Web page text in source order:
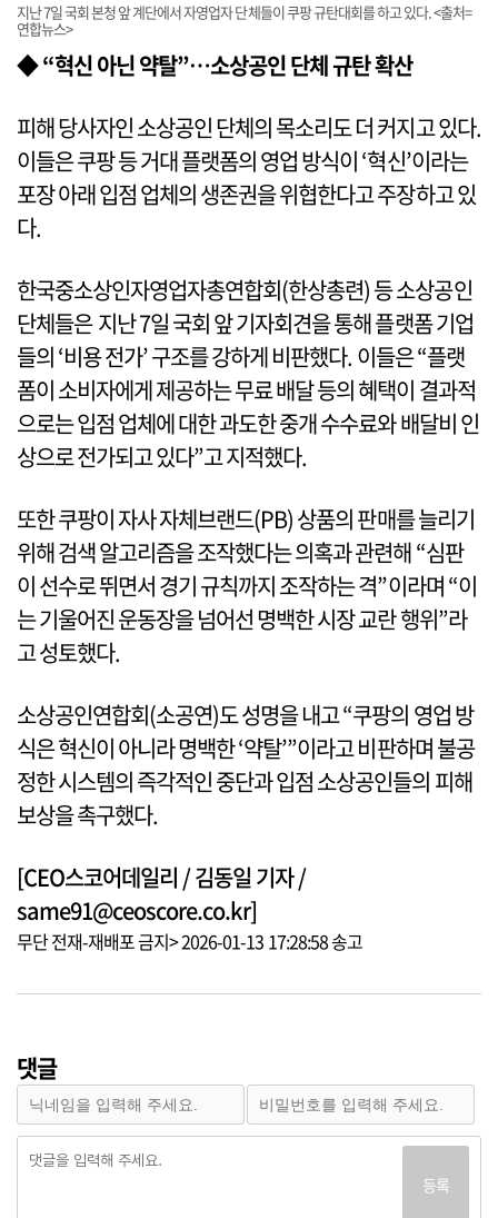
지난 7일 국회 본청 앞 계단에서 자영업자 단체들이 쿠팡 규탄대회를 하고 있다. <출처=
연합뉴스>
◆ “혁신 아닌 약탈”…소상공인 단체 규탄 확산
피해 당사자인 소상공인 단체의 목소리도 더 커지고 있다.
이들은 쿠팡 등 거대 플랫폼의 영업 방식이 ‘혁신’이라는
포장 아래 입점 업체의 생존권을 위협한다고 주장하고 있
다.
한국중소상인자영업자총연합회(한상총련) 등 소상공인
단체들은 지난 7일 국회 앞 기자회견을 통해 플랫폼 기업
들의 ‘비용 전가’ 구조를 강하게 비판했다. 이들은 “플랫
폼이 소비자에게 제공하는 무료 배달 등의 혜택이 결과적
으로는 입점 업체에 대한 과도한 중개 수수료와 배달비 인
상으로 전가되고 있다”고 지적했다.
또한 쿠팡이 자사 자체브랜드(PB) 상품의 판매를 늘리기
위해 검색 알고리즘을 조작했다는 의혹과 관련해 “심판
이 선수로 뛰면서 경기 규칙까지 조작하는 격”이라며 “이
는 기울어진 운동장을 넘어선 명백한 시장 교란 행위”라
고 성토했다.
소상공인연합회(소공연)도 성명을 내고 “쿠팡의 영업 방
식은 혁신이 아니라 명백한 ‘약탈’”이라고 비판하며 불공
정한 시스템의 즉각적인 중단과 입점 소상공인들의 피해
보상을 촉구했다.
[CEO스코어데일리 / 김동일 기자 /
same91@ceoscore.co.kr]
무단 전재-재배포 금지> 2026-01-13 17:28:58 송고
댓글
등록